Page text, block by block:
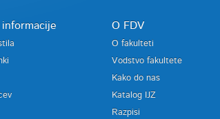
O FDV
O fakulteti
Vodstvo fakultete
Kako do nas
Katalog IJZ
Razpisi